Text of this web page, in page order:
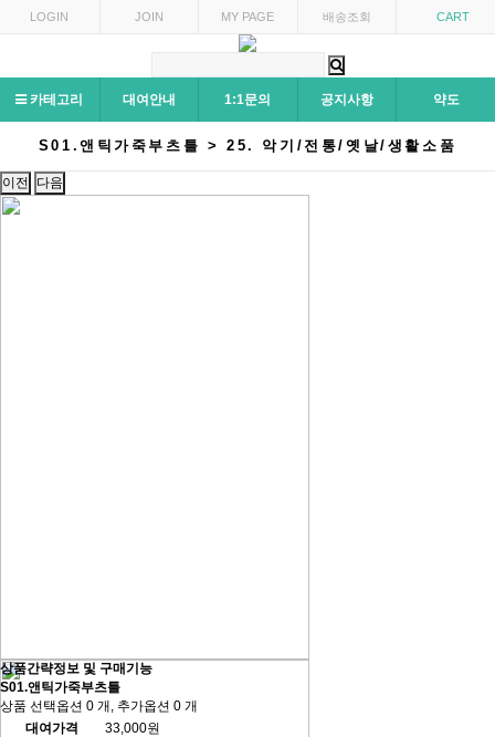
LOGIN JOIN MY PAGE 배송조회 CART
카테고리 대여안내 1:1문의 공지사항 약도
S01.앤틱가죽부츠틀 > 25. 악기/전통/옛날/생활소품
이전 다음
상품간략정보 및 구매기능
S01.앤틱가죽부츠틀
상품 선택옵션 0 개, 추가옵션 0 개
대여가격
33,000원